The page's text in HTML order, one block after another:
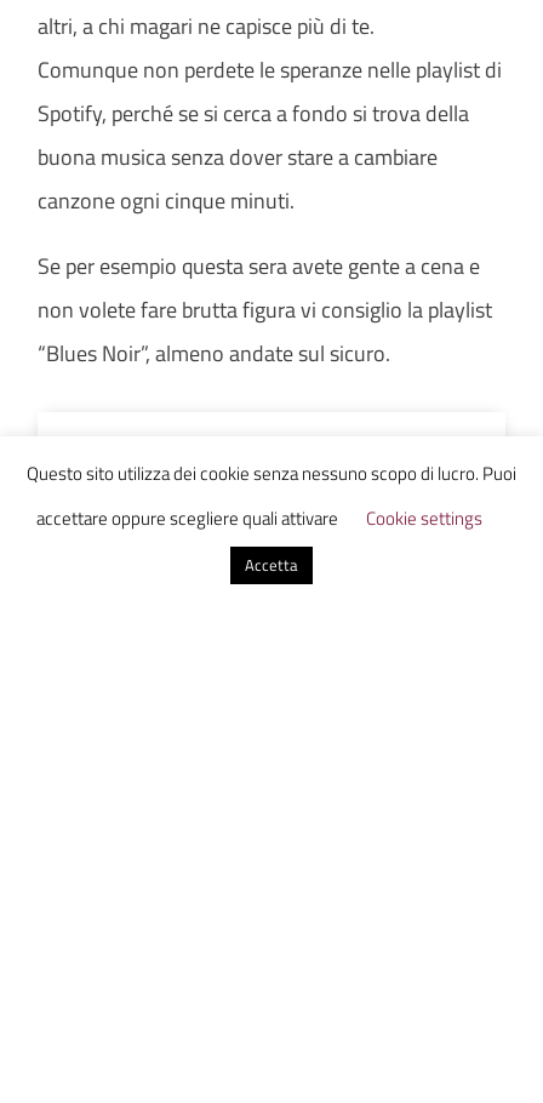
altri, a chi magari ne capisce più di te.
Comunque non perdete le speranze nelle playlist di
Spotify, perché se si cerca a fondo si trova della
buona musica senza dover stare a cambiare
canzone ogni cinque minuti.
Se per esempio questa sera avete gente a cena e
non volete fare brutta figura vi consiglio la playlist
“Blues Noir”, almeno andate sul sicuro.
Daniele Mazzoni
Questo sito utilizza dei cookie senza nessuno scopo di lucro. Puoi
accettare oppure scegliere quali attivare
Cookie settings
Accetta